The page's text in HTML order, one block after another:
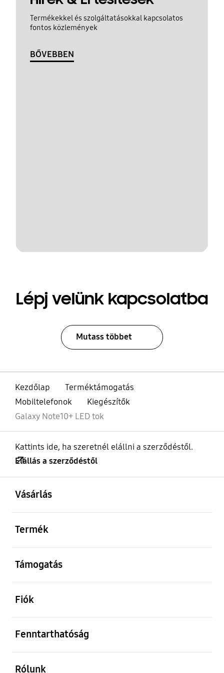
Termékekkel és szolgáltatásokkal kapcsolatos
fontos közlemények
BŐVEBBEN
Lépj velünk kapcsolatba
Mutass többet
Kezdőlap
Terméktámogatás
Mobiltelefonok
Kiegészítők
Galaxy Note10+ LED tok
Kattints ide, ha szeretnél elállni a szerződéstől.
Elállás a szerződéstől
Vásárlás
Termék
Támogatás
Fiók
Fenntarthatóság
Rólunk